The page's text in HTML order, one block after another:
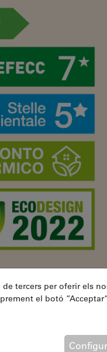
tercers per oferir els
el botó